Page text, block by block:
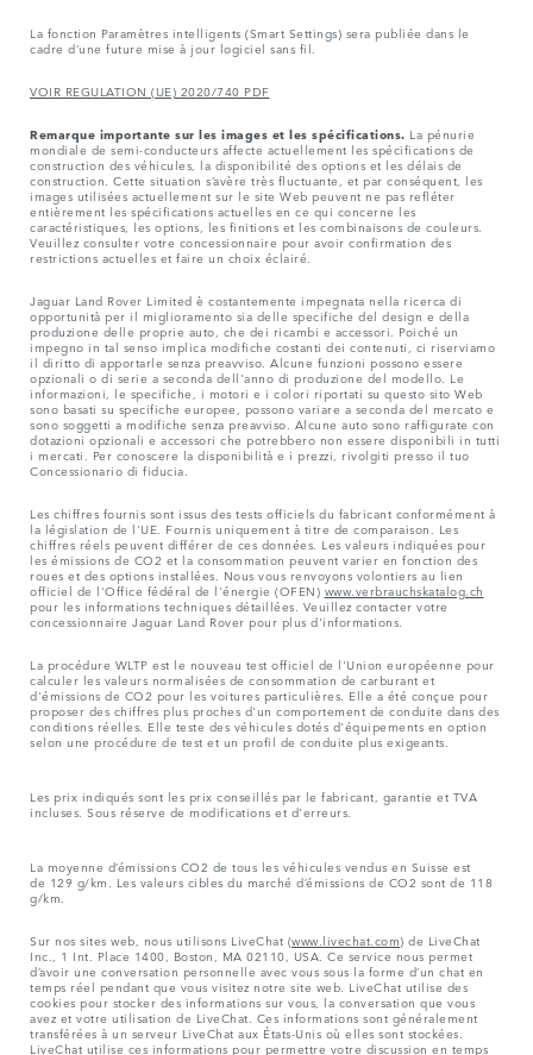
La fonction Paramètres intelligents (Smart Settings) sera publiée dans le
cadre d’une future mise à jour logiciel sans fil.
VOIR REGULATION (UE) 2020/740 PDF
Remarque importante sur les images et les spécifications. La pénurie
mondiale de semi-conducteurs affecte actuellement les spécifications de
construction des véhicules, la disponibilité des options et les délais de
construction. Cette situation s’avère très fluctuante, et par conséquent, les
images utilisées actuellement sur le site Web peuvent ne pas refléter
entièrement les spécifications actuelles en ce qui concerne les
caractéristiques, les options, les finitions et les combinaisons de couleurs.
Veuillez consulter votre concessionnaire pour avoir confirmation des
restrictions actuelles et faire un choix éclairé.
Jaguar Land Rover Limited è costantemente impegnata nella ricerca di
opportunità per il miglioramento sia delle specifiche del design e della
produzione delle proprie auto, che dei ricambi e accessori. Poiché un
impegno in tal senso implica modifiche costanti dei contenuti, ci riserviamo
il diritto di apportarle senza preavviso. Alcune funzioni possono essere
opzionali o di serie a seconda dell'anno di produzione del modello. Le
informazioni, le specifiche, i motori e i colori riportati su questo sito Web
sono basati su specifiche europee, possono variare a seconda del mercato e
sono soggetti a modifiche senza preavviso. Alcune auto sono raffigurate con
dotazioni opzionali e accessori che potrebbero non essere disponibili in tutti
i mercati. Per conoscere la disponibilità e i prezzi, rivolgiti presso il tuo
Concessionario di fiducia.
Les chiffres fournis sont issus des tests officiels du fabricant conformément à
la législation de l'UE. Fournis uniquement à titre de comparaison. Les
chiffres réels peuvent différer de ces données. Les valeurs indiquées pour
les émissions de CO2 et la consommation peuvent varier en fonction des
roues et des options installées. Nous vous renvoyons volontiers au lien
officiel de l'Office fédéral de l'énergie (OFEN) www.verbrauchskatalog.ch
pour les informations techniques détaillées. Veuillez contacter votre
concessionnaire Jaguar Land Rover pour plus d'informations.
La procédure WLTP est le nouveau test officiel de l'Union européenne pour
calculer les valeurs normalisées de consommation de carburant et
d'émissions de CO2 pour les voitures particulières. Elle a été conçue pour
proposer des chiffres plus proches d'un comportement de conduite dans des
conditions réelles. Elle teste des véhicules dotés d'équipements en option
selon une procédure de test et un profil de conduite plus exigeants.
Les prix indiqués sont les prix conseillés par le fabricant, garantie et TVA
incluses. Sous réserve de modifications et d'erreurs.
La moyenne d’émissions CO2 de tous les véhicules vendus en Suisse est
de 129 g/km. Les valeurs cibles du marché d’émissions de CO2 sont de 118
g/km.
Sur nos sites web, nous utilisons LiveChat (www.livechat.com) de LiveChat
Inc., 1 Int. Place 1400, Boston, MA 02110, USA. Ce service nous permet
d’avoir une conversation personnelle avec vous sous la forme d’un chat en
temps réel pendant que vous visitez notre site web. LiveChat utilise des
cookies pour stocker des informations sur vous, la conversation que vous
avez et votre utilisation de LiveChat. Ces informations sont généralement
transférées à un serveur LiveChat aux États-Unis où elles sont stockées.
LiveChat utilise ces informations pour permettre votre discussion en temps